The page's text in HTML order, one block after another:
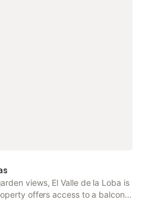
views, El Valle de la Loba is
offers access to a balcony,
The property is non-smoking